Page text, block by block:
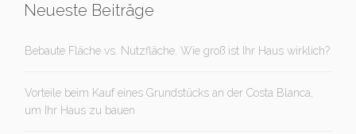
Neueste Beiträge
Bebaute Fläche vs. Nutzfläche. Wie groß ist Ihr Haus wirklich?
Vorteile beim Kauf eines Grundstücks an der Costa Blanca,
um Ihr Haus zu bauen